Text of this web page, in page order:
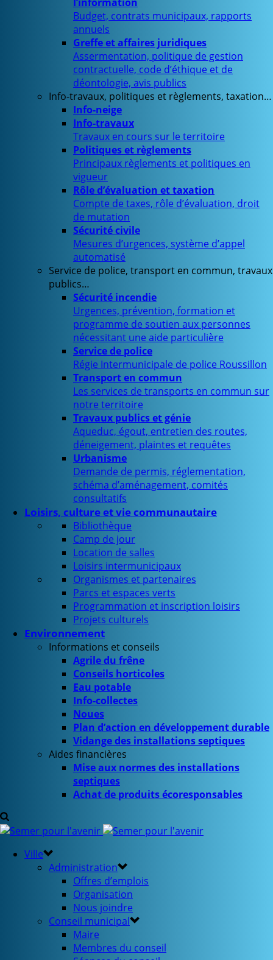
Budget, contrats municipaux, rapports
annuels
Greffe et affaires juridiques
Assermentation, politique de gestion
contractuelle, code d’éthique et de
déontologie, avis publics
Info-travaux, politiques et règlements, taxation…
Info-neige
Info-travaux
Travaux en cours sur le territoire
Politiques et règlements
Principaux règlements et politiques en
vigueur
Rôle d’évaluation et taxation
Compte de taxes, rôle d’évaluation, droit
de mutation
Sécurité civile
Mesures d’urgences, système d’appel
automatisé
Service de police, transport en commun, travaux
publics…
Sécurité incendie
Urgences, prévention, formation et
programme de soutien aux personnes
nécessitant une aide particulière
Service de police
Régie Intermunicipale de police Roussillon
Transport en commun
Les services de transports en commun sur
notre territoire
Travaux publics et génie
Aqueduc, égout, entretien des routes,
déneigement, plaintes et requêtes
Urbanisme
Demande de permis, réglementation,
schéma d’aménagement, comités
consultatifs
Loisirs, culture et vie communautaire
Bibliothèque
Camp de jour
Location de salles
Loisirs intermunicipaux
Organismes et partenaires
Parcs et espaces verts
Programmation et inscription loisirs
Projets culturels
Environnement
Informations et conseils
Agrile du frêne
Conseils horticoles
Eau potable
Info-collectes
Noues
Plan d’action en développement durable
Vidange des installations septiques
Aides financières
Mise aux normes des installations
septiques
Achat de produits écoresponsables
Ville
Administration
Offres d’emplois
Organisation
Nous joindre
Conseil municipal
Maire
Membres du conseil